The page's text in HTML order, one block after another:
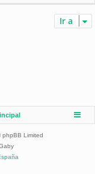
Ir a
Limited